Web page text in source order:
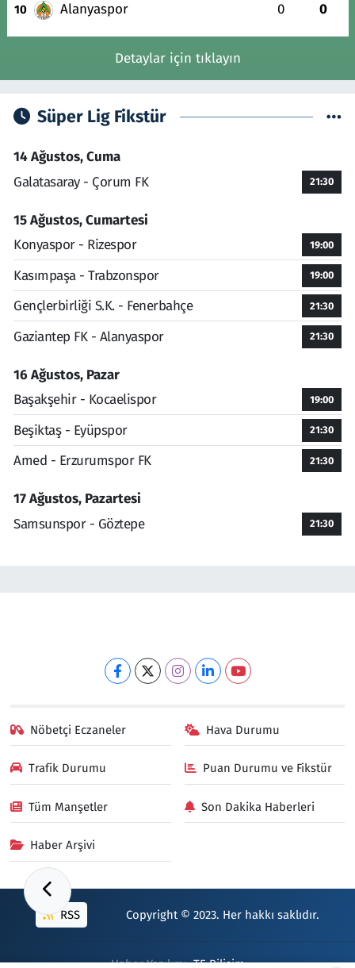
10 Alanyaspor 0 0
Detaylar için tıklayın
Süper Lig Fikstür
14 Ağustos, Cuma
Galatasaray - Çorum FK
21:30
15 Ağustos, Cumartesi
Konyaspor - Rizespor
19:00
Kasımpaşa - Trabzonspor 19:00
Gençlerbirliği S.K. - Fenerbahçe 21:30
Gaziantep FK - Alanyaspor 21:30
16 Ağustos, Pazar
Başakşehir - Kocaelispor
19:00
Beşiktaş - Eyüpspor 21:30
Amed - Erzurumspor FK 21:30
17 Ağustos, Pazartesi
Samsunspor - Göztepe
21:30
Nöbetçi Eczaneler Hava Durumu
Trafik Durumu Puan Durumu ve Fikstür
Tüm Manşetler Son Dakika Haberleri
Haber Arşivi
RSS Copyright © 2023. Her hakkı saklıdır.
Haber Yazılımı:TE Bilişim